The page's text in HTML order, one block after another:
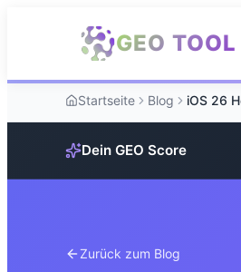
GEO TOOL
Startseite Blog
Dein GEO Score
Zurück zum Blog